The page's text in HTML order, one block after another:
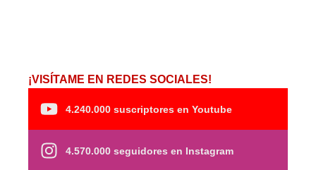
¡VISÍTAME EN REDES SOCIALES!
4.240.000 suscriptores en Youtube
4.570.000 seguidores en Instagram